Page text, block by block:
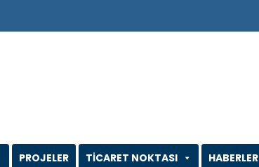
PROJELER TİCARET NOKTASI HABERLER